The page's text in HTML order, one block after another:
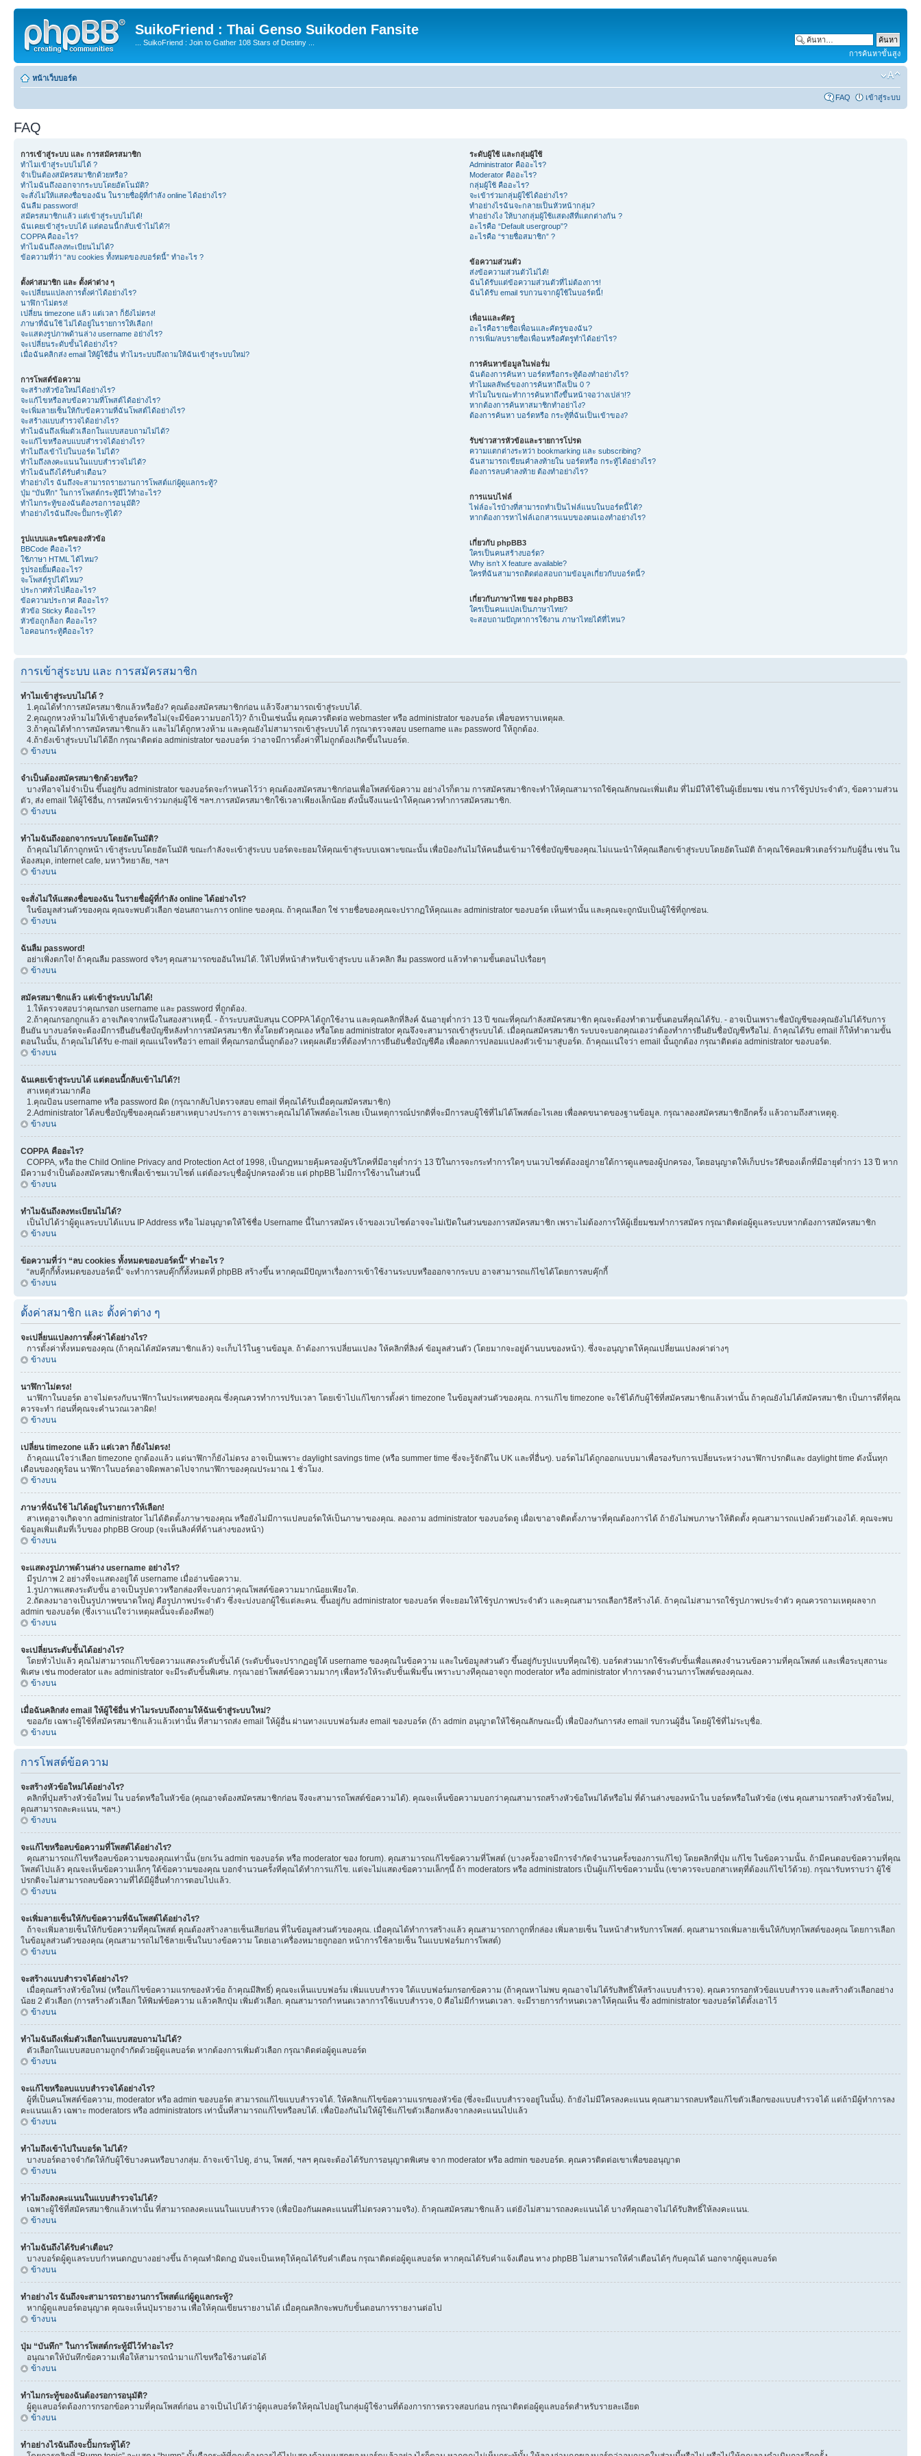
SuikoFriend : Thai Genso Suikoden Fansite
... SuikoFriend : Join to Gather 108 Stars of Destiny ...
การค้นหาขั้นสูง
หน้าเว็บบอร์ด
FAQ เข้าสู่ระบบ
FAQ
การเข้าสู่ระบบ และ การสมัครสมาชิก
ทำไมเข้าสู่ระบบไม่ได้ ?
จำเป็นต้องสมัครสมาชิกด้วยหรือ?
ทำไมฉันถึงออกจากระบบโดยอัตโนมัติ?
จะสั่งไม่ให้แสดงชื่อของฉัน ในรายชื่อผู้ที่กำลัง online ได้อย่างไร?
ฉันลืม password!
สมัครสมาชิกแล้ว แต่เข้าสู่ระบบไม่ได้!
ฉันเคยเข้าสู่ระบบได้ แต่ตอนนี้กลับเข้าไม่ได้?!
COPPA คืออะไร?
ทำไมฉันถึงลงทะเบียนไม่ได้?
ข้อความที่ว่า “ลบ cookies ทั้งหมดของบอร์ดนี้” ทำอะไร ?
ตั้งค่าสมาชิก และ ตั้งค่าต่าง ๆ
จะเปลี่ยนแปลงการตั้งค่าได้อย่างไร?
นาฬิกาไม่ตรง!
เปลี่ยน timezone แล้ว แต่เวลา ก็ยังไม่ตรง!
ภาษาที่ฉันใช้ ไม่ได้อยู่ในรายการให้เลือก!
จะแสดงรูปภาพด้านล่าง username อย่างไร?
จะเปลี่ยนระดับขั้นได้อย่างไร?
เมื่อฉันคลิกส่ง email ให้ผู้ใช้อื่น ทำไมระบบถึงถามให้ฉันเข้าสู่ระบบใหม่?
การโพสต์ข้อความ
จะสร้างหัวข้อใหม่ได้อย่างไร?
จะแก้ไขหรือลบข้อความที่โพสต์ได้อย่างไร?
จะเพิ่มลายเซ็นให้กับข้อความที่ฉันโพสต์ได้อย่างไร?
จะสร้างแบบสำรวจได้อย่างไร?
ทำไมฉันถึงเพิ่มตัวเลือกในแบบสอบถามไม่ได้?
จะแก้ไขหรือลบแบบสำรวจได้อย่างไร?
ทำไมถึงเข้าไปในบอร์ด ไม่ได้?
ทำไมถึงลงคะแนนในแบบสำรวจไม่ได้?
ทำไมฉันถึงได้รับคำเตือน?
ทำอย่างไร ฉันถึงจะสามารถรายงานการโพสต์แก่ผู้ดูแลกระทู้?
ปุ่ม “บันทึก” ในการโพสต์กระทู้มีไว้ทำอะไร?
ทำไมกระทู้ของฉันต้องรอการอนุมัติ?
ทำอย่างไรฉันถึงจะปั้มกระทู้ได้?
รูปแบบและชนิดของหัวข้อ
BBCode คืออะไร?
ใช้ภาษา HTML ได้ไหม?
รูปรอยยิ้มคืออะไร?
จะโพสต์รูปได้ไหม?
ประกาศทั่วไปคืออะไร?
ข้อความประกาศ คืออะไร?
หัวข้อ Sticky คืออะไร?
หัวข้อถูกล็อก คืออะไร?
ไอคอนกระทู้คืออะไร?
ระดับผู้ใช้ และกลุ่มผู้ใช้
Administrator คืออะไร?
Moderator คืออะไร?
กลุ่มผู้ใช้ คืออะไร?
จะเข้าร่วมกลุ่มผู้ใช้ได้อย่างไร?
ทำอย่างไรฉันจะกลายเป็นหัวหน้ากลุ่ม?
ทำอย่างไง ให้บางกลุ่มผู้ใช้แสดงสีที่แตกต่างกัน ?
อะไรคือ “Default usergroup”?
อะไรคือ “รายชื่อสมาชิก” ?
ข้อความส่วนตัว
ส่งข้อความส่วนตัวไม่ได้!
ฉันได้รับแต่ข้อความส่วนตัวที่ไม่ต้องการ!
ฉันได้รับ email รบกวนจากผู้ใช้ในบอร์ดนี้!
เพื่อนและศัตรู
อะไรคือรายชื่อเพื่อนและศัตรูของฉัน?
การเพิ่ม/ลบรายชื่อเพื่อนหรือศัตรูทำได้อย่าไร?
การค้นหาข้อมูลในฟอรั่ม
ฉันต้องการค้นหา บอร์ดหรือกระทู้ต้องทำอย่างไร?
ทำไมผลลัพธ์ของการค้นหาถึงเป็น 0 ?
ทำไมในขณะทำการค้นหาถึงขึ้นหน้าจอว่างเปล่า!?
หากต้องการค้นหาสมาชิกทำอย่าไง?
ต้องการค้นหา บอร์ดหรือ กระทู้ที่ฉันเป็นเข้าของ?
รับข่าวสารหัวข้อและรายการโปรด
ความแตกต่างระหว่า bookmarking และ subscribing?
ฉันสามารถเขียนคำลงท้ายใน บอร์ดหรือ กระทู้ได้อย่างไร?
ต้องการลบคำลงท้าย ต้องทำอย่างไร?
การแนบไฟล์
ไฟล์อะไรบ้างที่สามารถทำเป็นไฟล์แนบในบอร์ดนี้ได้?
หากต้องการหาไฟล์เอกสารแนบของตนเองทำอย่างไร?
เกี่ยวกับ phpBB3
ใครเป็นคนสร้างบอร์ด?
Why isn’t X feature available?
ใครที่ฉันสามารถติดต่อสอบถามข้อมูลเกี่ยวกับบอร์ดนี้?
เกี่ยวกับภาษาไทย ของ phpBB3
ใครเป็นคนแปลเป็นภาษาไทย?
จะสอบถามปัญหาการใช้งาน ภาษาไทยได้ที่ไหน?
การเข้าสู่ระบบ และ การสมัครสมาชิก
ทำไมเข้าสู่ระบบไม่ได้ ?
1.คุณได้ทำการสมัครสมาชิกแล้วหรือยัง? คุณต้องสมัครสมาชิกก่อน แล้วจึงสามารถเข้าสู่ระบบได้.
2.คุณถูกหวงห้ามไม่ให้เข้าสู่บอร์ดหรือไม่(จะมีข้อความบอกไว้)? ถ้าเป็นเช่นนั้น คุณควรติดต่อ webmaster หรือ administrator ของบอร์ด เพื่อขอทราบเหตุผล.
3.ถ้าคุณได้ทำการสมัครสมาชิกแล้ว และไม่ได้ถูกหวงห้าม และคุณยังไม่สามารถเข้าสู่ระบบได้ กรุณาตรวจสอบ username และ password ให้ถูกต้อง.
4.ถ้ายังเข้าสู่ระบบไม่ได้อีก กรุณาติดต่อ administrator ของบอร์ด ว่าอาจมีการตั้งค่าที่ไม่ถูกต้องเกิดขึ้นในบอร์ด.
ข้างบน
จำเป็นต้องสมัครสมาชิกด้วยหรือ?
บางทีอาจไม่จำเป็น ขึ้นอยู่กับ administrator ของบอร์ดจะกำหนดไว้ว่า คุณต้องสมัครสมาชิกก่อนเพื่อโพสต์ข้อความ อย่างไรก็ตาม การสมัครสมาชิกจะทำให้คุณสามารถใช้คุณลักษณะเพิ่มเติม ที่ไม่มีให้ใช้ในผู้เยี่ยมชม เช่น การใช้รูปประจำตัว, ข้อความส่วน
ตัว, ส่ง email ให้ผู้ใช้อื่น, การสมัครเข้าร่วมกลุ่มผู้ใช้ ฯลฯ.การสมัครสมาชิกใช้เวลาเพียงเล็กน้อย ดังนั้นจึงแนะนำให้คุณควรทำการสมัครสมาชิก.
ข้างบน
ทำไมฉันถึงออกจากระบบโดยอัตโนมัติ?
ถ้าคุณไม่ได้กาถูกหน้า เข้าสู่ระบบโดยอัตโนมัติ ขณะกำลังจะเข้าสู่ระบบ บอร์ดจะยอมให้คุณเข้าสู่ระบบเฉพาะขณะนั้น เพื่อป้องกันไม่ให้คนอื่นเข้ามาใช้ชื่อบัญชีของคุณ.ไม่แนะนำให้คุณเลือกเข้าสู่ระบบโดยอัตโนมัติ ถ้าคุณใช้คอมพิวเตอร์ร่วมกับผู้อื่น เช่น ใน
ห้องสมุด, internet cafe, มหาวิทยาลัย, ฯลฯ
ข้างบน
จะสั่งไม่ให้แสดงชื่อของฉัน ในรายชื่อผู้ที่กำลัง online ได้อย่างไร?
ในข้อมูลส่วนตัวของคุณ คุณจะพบตัวเลือก ซ่อนสถานะการ online ของคุณ. ถ้าคุณเลือก ใช่ รายชื่อของคุณจะปรากฏให้คุณและ administrator ของบอร์ด เห็นเท่านั้น และคุณจะถูกนับเป็นผู้ใช้ที่ถูกซ่อน.
ข้างบน
ฉันลืม password!
อย่าเพิ่งตกใจ! ถ้าคุณลืม password จริงๆ คุณสามารถขออันใหม่ได้. ให้ไปที่หน้าสำหรับเข้าสู่ระบบ แล้วคลิก ลืม password แล้วทำตามขั้นตอนไปเรื่อยๆ
ข้างบน
สมัครสมาชิกแล้ว แต่เข้าสู่ระบบไม่ได้!
1.ให้ตรวจสอบว่าคุณกรอก username และ password ที่ถูกต้อง.
2.ถ้าคุณกรอกถูกแล้ว อาจเกิดจากหนึ่งในสองสาเหตุนี้. - ถ้าระบบสนับสนุน COPPA ได้ถูกใช้งาน และคุณคลิกที่ลิงค์ ฉันอายุต่ำกว่า 13 ปี ขณะที่คุณกำลังสมัครสมาชิก คุณจะต้องทำตามขั้นตอนที่คุณได้รับ. - อาจเป็นเพราะชื่อบัญชีของคุณยังไม่ได้รับการ
ยืนยัน บางบอร์ดจะต้องมีการยืนยันชื่อบัญชีหลังทำการสมัครสมาชิก ทั้งโดยตัวคุณเอง หรือโดย administrator คุณจึงจะสามารถเข้าสู่ระบบได้. เมื่อคุณสมัครสมาชิก ระบบจะบอกคุณเองว่าต้องทำการยืนยันชื่อบัญชีหรือไม่. ถ้าคุณได้รับ email ก็ให้ทำตามขั้น
ตอนในนั้น, ถ้าคุณไม่ได้รับ e-mail คุณแน่ใจหรือว่า email ที่คุณกรอกนั้นถูกต้อง? เหตุผลเดียวที่ต้องทำการยืนยันชื่อบัญชีคือ เพื่อลดการปลอมแปลงตัวเข้ามาสู่บอร์ด. ถ้าคุณแน่ใจว่า email นั้นถูกต้อง กรุณาติดต่อ administrator ของบอร์ด.
ข้างบน
ฉันเคยเข้าสู่ระบบได้ แต่ตอนนี้กลับเข้าไม่ได้?!
สาเหตุส่วนมากคือ
1.คุณป้อน username หรือ password ผิด (กรุณากลับไปตรวจสอบ email ที่คุณได้รับเมื่อคุณสมัครสมาชิก)
2.Administrator ได้ลบชื่อบัญชีของคุณด้วยสาเหตุบางประการ อาจเพราะคุณไม่ได้โพสต์อะไรเลย เป็นเหตุการณ์ปรกติที่จะมีการลบผู้ใช้ที่ไม่ได้โพสต์อะไรเลย เพื่อลดขนาดของฐานข้อมูล. กรุณาลองสมัครสมาชิกอีกครั้ง แล้วถามถึงสาเหตุดู.
ข้างบน
COPPA คืออะไร?
COPPA, หรือ the Child Online Privacy and Protection Act of 1998, เป็นกฏหมายคุ้มครองผู้บริโภคที่มีอายุต่ำกว่า 13 ปีในการจะกระทำการใดๆ บนเวบไซต์ต้องอยู่ภายใต้การดูแลของผู้ปกครอง, โดยอนุญาตให้เก็บประวัติของเด็กที่มีอายุต่ำกว่า 13 ปี หาก
มีความจำเป็นต้องสมัครสมาชิกเพื่อเข้าชมเวบไซต์ แต่ต้องระบุชื่อผู้ปกครองด้วย แต่ phpBB ไม่มีการใช้งานในส่วนนี้
ข้างบน
ทำไมฉันถึงลงทะเบียนไม่ได้?
เป็นไปได้ว่าผู้ดูแลระบบได้แบน IP Address หรือ ไม่อนุญาตให้ใช้ชื่อ Username นี้ในการสมัคร เจ้าของเวบไซต์อาจจะไม่เปิดในส่วนของการสมัครสมาชิก เพราะไม่ต้องการให้ผู้เยี่ยมชมทำการสมัคร กรุณาติดต่อผู้ดูแลระบบหากต้องการสมัครสมาชิก
ข้างบน
ข้อความที่ว่า “ลบ cookies ทั้งหมดของบอร์ดนี้” ทำอะไร ?
“ลบคุีกกี้ทั้งหมดของบอร์ดนี้” จะทำการลบคุ๊กกี๊ทั้งหมดที่ phpBB สร้างขึ้น หากคุณมีปัญหาเรื่องการเข้าใช้งานระบบหรือออกจากระบบ อาจสามารถแก้ไขได้โดยการลบคุ๊กกี้
ข้างบน
ตั้งค่าสมาชิก และ ตั้งค่าต่าง ๆ
จะเปลี่ยนแปลงการตั้งค่าได้อย่างไร?
การตั้งค่าทั้งหมดของคุณ (ถ้าคุณได้สมัครสมาชิกแล้ว) จะเก็บไว้ในฐานข้อมูล. ถ้าต้องการเปลี่ยนแปลง ให้คลิกที่ลิงค์ ข้อมูลส่วนตัว (โดยมากจะอยู่ด้านบนของหน้า). ซึ่งจะอนุญาตให้คุณเปลี่ยนแปลงค่าต่างๆ
ข้างบน
นาฬิกาไม่ตรง!
นาฬิกาในบอร์ด อาจไม่ตรงกับนาฬิกาในประเทศของคุณ ซึ่งคุณควรทำการปรับเวลา โดยเข้าไปแก้ไขการตั้งค่า timezone ในข้อมูลส่วนตัวของคุณ. การแก้ไข timezone จะใช้ได้กับผู้ใช้ที่สมัครสมาชิกแล้วเท่านั้น ถ้าคุณยังไม่ได้สมัครสมาชิก เป็นการดีที่คุณ
ควรจะทำ ก่อนที่คุณจะคำนวณเวลาผิด!
ข้างบน
เปลี่ยน timezone แล้ว แต่เวลา ก็ยังไม่ตรง!
ถ้าคุณแน่ใจว่าเลือก timezone ถูกต้องแล้ว แต่นาฬิกาก็ยังไม่ตรง อาจเป็นเพราะ daylight savings time (หรือ summer time ซึ่งจะรู้จักดีใน UK และที่อื่นๆ). บอร์ดไม่ได้ถูกออกแบบมาเพื่อรองรับการเปลี่ยนระหว่างนาฬิกาปรกติและ daylight time ดังนั้นทุก
เดือนของฤดูร้อน นาฬิกาในบอร์ดอาจผิดพลาดไปจากนาฬิกาของคุณประมาณ 1 ชั่วโมง.
ข้างบน
ภาษาที่ฉันใช้ ไม่ได้อยู่ในรายการให้เลือก!
สาเหตุอาจเกิดจาก administrator ไม่ได้ติดตั้งภาษาของคุณ หรือยังไม่มีการแปลบอร์ดให้เป็นภาษาของคุณ. ลองถาม administrator ของบอร์ดดู เผื่อเขาอาจติดตั้งภาษาที่คุณต้องการได้ ถ้ายังไม่พบภาษาให้ติดตั้ง คุณสามารถแปลด้วยตัวเองได้. คุณจะพบ
ข้อมูลเพิ่มเติมที่เว็บของ phpBB Group (จะเห็นลิงค์ที่ด้านล่างของหน้า)
ข้างบน
จะแสดงรูปภาพด้านล่าง username อย่างไร?
มีรูปภาพ 2 อย่างที่จะแสดงอยู่ใต้ username เมื่ออ่านข้อความ.
1.รูปภาพแสดงระดับขั้น อาจเป็นรูปดาวหรือกล่องที่จะบอกว่าคุณโพสต์ข้อความมากน้อยเพียงใด.
2.ถัดลงมาอาจเป็นรูปภาพขนาดใหญ่ คือรูปภาพประจำตัว ซึ่งจะบ่งบอกผู้ใช้แต่ละคน. ขึ้นอยู่กับ administrator ของบอร์ด ที่จะยอมให้ใช้รูปภาพประจำตัว และคุณสามารถเลือกวิธีสร้างได้. ถ้าคุณไม่สามารถใช้รูปภาพประจำตัว คุณควรถามเหตุผลจาก
admin ของบอร์ด (ซึ่งเราแน่ใจว่าเหตุผลนั้นจะต้องดีพอ!)
ข้างบน
จะเปลี่ยนระดับขั้นได้อย่างไร?
โดยทั่วไปแล้ว คุณไม่สามารถแก้ไขข้อความแสดงระดับขั้นได้ (ระดับขั้นจะปรากฏอยู่ใต้ username ของคุณในข้อความ และในข้อมูลส่วนตัว ขึ้นอยู่กับรูปแบบที่คุณใช้). บอร์ดส่วนมากใช้ระดับขั้นเพื่อแสดงจำนวนข้อความที่คุณโพสต์ และเพื่อระบุสถานะ
พิเศษ เช่น moderator และ administrator จะมีระดับขั้นพิเศษ. กรุณาอย่าโพสต์ข้อความมากๆ เพื่อหวังให้ระดับขั้นเพิ่มขึ้น เพราะบางทีคุณอาจถูก moderator หรือ administrator ทำการลดจำนวนการโพสต์ของคุณลง.
ข้างบน
เมื่อฉันคลิกส่ง email ให้ผู้ใช้อื่น ทำไมระบบถึงถามให้ฉันเข้าสู่ระบบใหม่?
ขออภัย เฉพาะผู้ใช้ที่สมัครสมาชิกแล้วแล้วเท่านั้น ที่สามารถส่ง email ให้ผู้อื่น ผ่านทางแบบฟอร์มส่ง email ของบอร์ด (ถ้า admin อนุญาตให้ใช้คุณลักษณะนี้) เพื่อป้องกันการส่ง email รบกวนผู้อื่น โดยผู้ใช้ที่ไม่ระบุชื่อ.
ข้างบน
การโพสต์ข้อความ
จะสร้างหัวข้อใหม่ได้อย่างไร?
คลิกที่ปุ่มสร้างหัวข้อใหม่ ใน บอร์ดหรือในหัวข้อ (คุณอาจต้องสมัครสมาชิกก่อน จึงจะสามารถโพสต์ข้อความได้). คุณจะเห็นข้อความบอกว่าคุณสามารถสร้างหัวข้อใหม่ได้หรือไม่ ที่ด้านล่างของหน้าใน บอร์ดหรือในหัวข้อ (เช่น คุณสามารถสร้างหัวข้อใหม่,
คุณสามารถละคะแนน, ฯลฯ.)
ข้างบน
จะแก้ไขหรือลบข้อความที่โพสต์ได้อย่างไร?
คุณสามารถแก้ไขหรือลบข้อความของคุณเท่านั้น (ยกเว้น admin ของบอร์ด หรือ moderator ของ forum). คุณสามารถแก้ไขข้อความที่โพสต์ (บางครั้งอาจมีการจำกัดจำนวนครั้งของการแก้ไข) โดยคลิกที่ปุ่ม แก้ไข ในข้อความนั้น. ถ้ามีคนตอบข้อความที่คุณ
โพสต์ไปแล้ว คุณจะเห็นข้อความเล็กๆ ใต้ข้อความของคุณ บอกจำนวนครั้งที่คุณได้ทำการแก้ไข. แต่จะไม่แสดงข้อความเล็กๆนี้ ถ้า moderators หรือ administrators เป็นผู้แก้ไขข้อความนั้น (เขาควรจะบอกสาเหตุที่ต้องแก้ไขไว้ด้วย). กรุณารับทราบว่า ผู้ใช้
ปรกติจะไม่สามารถลบข้อความที่ได้มีผู้อื่นทำการตอบไปแล้ว.
ข้างบน
จะเพิ่มลายเซ็นให้กับข้อความที่ฉันโพสต์ได้อย่างไร?
ถ้าจะเพิ่มลายเซ็นให้กับข้อความที่คุณโพสต์ คุณต้องสร้างลายเซ็นเสียก่อน ที่ในข้อมูลส่วนตัวของคุณ. เมื่อคุณได้ทำการสร้างแล้ว คุณสามารถกาถูกที่กล่อง เพิ่มลายเซ็น ในหน้าสำหรับการโพสต์. คุณสามารถเพิ่มลายเซ็นให้กับทุกโพสต์ของคุณ โดยการเลือก
ในข้อมูลส่วนตัวของคุณ (คุณสามารถไม่ใช้ลายเซ็นในบางข้อความ โดยเอาเครื่องหมายถูกออก หน้าการใช้ลายเซ็น ในแบบฟอร์มการโพสต์)
ข้างบน
จะสร้างแบบสำรวจได้อย่างไร?
เมื่อคุณสร้างหัวข้อใหม่ (หรือแก้ไขข้อความแรกของหัวข้อ ถ้าคุณมีสิทธิ์) คุณจะเห็นแบบฟอร์ม เพิ่มแบบสำรวจ ใต้แบบฟอร์มกรอกข้อความ (ถ้าคุณหาไม่พบ คุณอาจไม่ได้รับสิทธิ์ให้สร้างแบบสำรวจ). คุณควรกรอกหัวข้อแบบสำรวจ และสร้างตัวเลือกอย่าง
น้อย 2 ตัวเลือก (การสร้างตัวเลือก ให้พิมพ์ข้อความ แล้วคลิกปุ่ม เพิ่มตัวเลือก. คุณสามารถกำหนดเวลาการใช้แบบสำรวจ, 0 คือไม่มีกำหนดเวลา. จะมีรายการกำหนดเวลาให้คุณเห็น ซึ่ง administrator ของบอร์ดได้ตั้งเอาไว้
ข้างบน
ทำไมฉันถึงเพิ่มตัวเลือกในแบบสอบถามไม่ได้?
ตัวเลือกในแบบสอบถามถูกจำกัดด้วยผู้ดูแลบอร์ด หากต้องการเพิ่มตัวเลือก กรุณาติดต่อผู้ดูแลบอร์ด
ข้างบน
จะแก้ไขหรือลบแบบสำรวจได้อย่างไร?
ผู้ที่เป็นคนโพสต์ข้อความ, moderator หรือ admin ของบอร์ด สามารถแก้ไขแบบสำรวจได้. ให้คลิกแก้ไขข้อความแรกของหัวข้อ (ซึ่งจะมีแบบสำรวจอยู่ในนั้น). ถ้ายังไม่มีใครลงคะแนน คุณสามารถลบหรือแก้ไขตัวเลือกของแบบสำรวจได้ แต่ถ้ามีผู้ทำการลง
คะแนนแล้ว เฉพาะ moderators หรือ administrators เท่านั้นที่สามารถแก้ไขหรือลบได้. เพื่อป้องกันไม่ให้ผู้ใช้แก้ไขตัวเลือกหลังจากลงคะแนนไปแล้ว
ข้างบน
ทำไมถึงเข้าไปในบอร์ด ไม่ได้?
บางบอร์ดอาจจำกัดให้กับผู้ใช้บางคนหรือบางกลุ่ม. ถ้าจะเข้าไปดู, อ่าน, โพสต์, ฯลฯ คุณจะต้องได้รับการอนุญาตพิเศษ จาก moderator หรือ admin ของบอร์ด. คุณควรติดต่อเขาเพื่อขออนุญาต
ข้างบน
ทำไมถึงลงคะแนนในแบบสำรวจไม่ได้?
เฉพาะผู้ใช้ที่สมัครสมาชิกแล้วเท่านั้น ที่สามารถลงคะแนนในแบบสำรวจ (เพื่อป้องกันผลคะแนนที่ไม่ตรงความจริง). ถ้าคุณสมัครสมาชิกแล้ว แต่ยังไม่สามารถลงคะแนนได้ บางทีคุณอาจไม่ได้รับสิทธิ์ให้ลงคะแนน.
ข้างบน
ทำไมฉันถึงได้รับคำเตือน?
บางบอร์ดผู้ดูแลระบบกำหนดกฏบางอย่างขึ้น ถ้าคุณทำผิดกฏ มันจะเป็นเหตุให้คุณได้รับคำเตือน กรุณาติดต่อผู้ดูแลบอร์ด หากคุณได้รับคำแจ้งเตือน ทาง phpBB ไม่สามารถให้คำเตือนได้ๆ กับคุณได้ นอกจากผู้ดูแลบอร์ด
ข้างบน
ทำอย่างไร ฉันถึงจะสามารถรายงานการโพสต์แก่ผู้ดูแลกระทู้?
หากผู้ดูแลบอร์ดอนุญาต คุณจะเห็นปุ่มรายงาน เพื่อให้คุณเขียนรายงานได้ เมื่อคุณคลิกจะพบกับขั้นตอนการรายงานต่อไป
ข้างบน
ปุ่ม “บันทึก” ในการโพสต์กระทู้มีไว้ทำอะไร?
อนุณาตให้บันทึกข้อความเพื่อให้สามารถนำมาแก้ไขหรือใช้งานต่อได้
ข้างบน
ทำไมกระทู้ของฉันต้องรอการอนุมัติ?
ผู้ดูแลบอร์ดต้องการกรอกข้อความที่คุณโพสต์ก่อน อาจเป็นไปได้ว่าผู้ดุแลบอร์ดให้คุณไปอยู่ในกลุ่มผู้ใช้งานที่ต้องการการตรวจสอบก่อน กรุณาติดต่อผู้ดูแลบอร์ดสำหรับรายละเอียด
ข้างบน
ทำอย่างไรฉันถึงจะปั้มกระทู้ได้?